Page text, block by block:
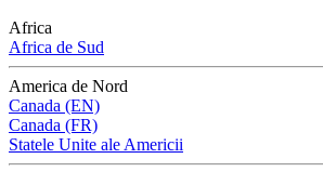
Africa
Africa de Sud
America de Nord
Canada (EN)
Canada (FR)
Statele Unite ale Americii